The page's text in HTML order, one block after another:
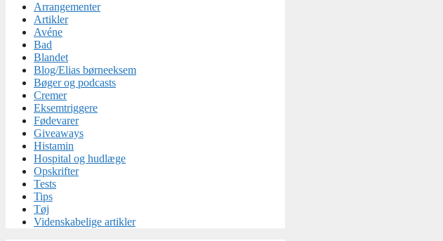
Arrangementer
Artikler
Avéne
Bad
Blandet
Blog/Elias børneeksem
Bøger og podcasts
Cremer
Eksemtriggere
Fødevarer
Giveaways
Histamin
Hospital og hudlæge
Opskrifter
Tests
Tips
Tøj
Videnskabelige artikler